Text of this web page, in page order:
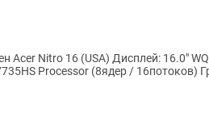
IPS
Processor (8ядер / 16потоков)